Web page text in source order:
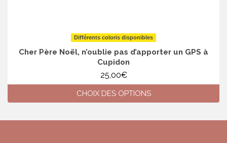
Différents coloris disponibles
Cher Père Noël, n’oublie pas d’apporter un GPS à
Cupidon
25,00€
CHOIX DES OPTIONS